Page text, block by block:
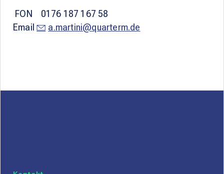
FON 0176 187 167 58
Email
a.martini@quarterm.de